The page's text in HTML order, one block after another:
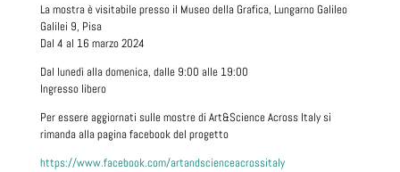
La mostra è visitabile presso il Museo della Grafica, Lungarno Galileo
Galilei 9, Pisa
Dal 4 al 16 marzo 2024
Dal lunedì alla domenica, dalle 9:00 alle 19:00
Ingresso libero
Per essere aggiornati sulle mostre di Art&Science Across Italy si
rimanda alla pagina facebook del progetto
https://www.facebook.com/artandscienceacrossitaly